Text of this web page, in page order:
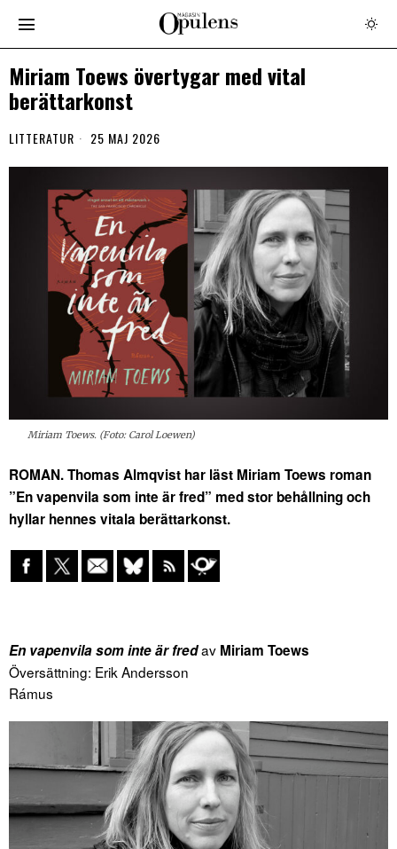
Miriam Toews övertygar med vital
berättarkonst
LITTERATUR 25 MAJ 2026
Miriam Toews. (Foto: Carol Loewen)
ROMAN. Thomas Almqvist har läst Miriam Toews roman
”En vapenvila som inte är fred” med stor behållning och
hyllar hennes vitala berättarkonst.
En vapenvila som inte är fredav Miriam Toews
Översättning: Erik Andersson
Rámus